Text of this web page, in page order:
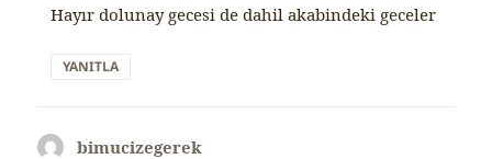
Hayır dolunay gecesi de dahil akabindeki geceler
YANITLA
bimucizegerek